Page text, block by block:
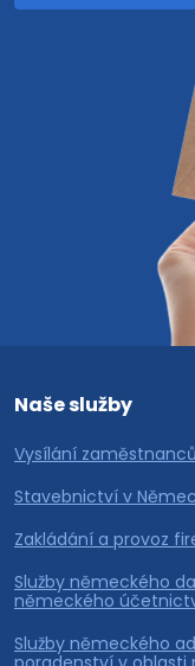
Naše služby
Vysílání
Stavebnictví v
Zakládání a provoz
Služby německého
německého
Služby německého